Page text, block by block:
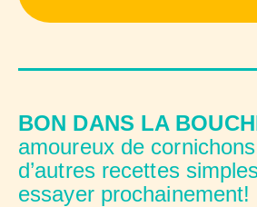
BON DANS LA
amoureux de
d’autres recettes
essayer prochainement!